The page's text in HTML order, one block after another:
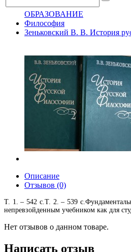
ОБРАЗОВАНИЕ
Философия
Зеньковский В. В. История
Описание
Отзывов (0)
Т. 1. – 542 с.Т. 2. – 539
непревзойденным учебником как для
Нет отзывов о данном товаре.
Написать отзыв